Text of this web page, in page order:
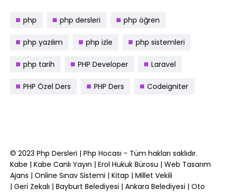
php php dersleri php öğren
php yazılım php izle php sistemleri
php tarih PHP Developer Laravel
PHP Özel Ders PHP Ders Codeigniter
© 2023 Php Dersleri | Php Hocası - Tüm hakları saklıdır.
Kabe | Kabe Canlı Yayın | Erol Hukuk Bürosu | Web Tasarım
Ajans | Online Sınav Sistemi | Kitap | Millet Vekili
| Geri Zekalı | Bayburt Belediyesi | Ankara Belediyesi | Oto